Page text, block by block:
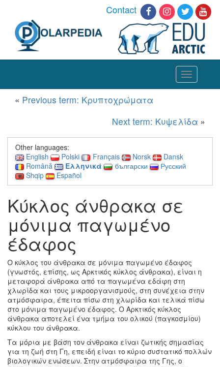
Contact
Toggle
navigation
« Previous term: Κρυπτοχρώματα
Next term: Κυψελίδα »
Other languages:
English
Polski Français Norsk
Dansk
Română
Ελληνικά български
Русский
Shqip
Español
Κύκλος άνθρακα σε
μόνιμα παγωμένο
έδαφος
Ο κύκλος του άνθρακα σε μόνιμα παγωμένο έδαφος
(γνωστός, επίσης, ως Αρκτικός κύκλος άνθρακα), είναι η
μεταφορά άνθρακα από τα παγωμένα εδάφη στη
χλωρίδα και τους μικροοργανισμούς, στη συνέχεια στην
ατμόσφαιρα, έπειτα πίσω στη χλωρίδα και τελικά πίσω
στο μόνιμα παγωμένο έδαφος. Ο Αρκτικός κύκλος
άνθρακα αποτελεί ένα τμήμα του ολικού (παγκοσμίου)
κύκλου του άνθρακα.
Τα μόρια με βάση τον άνθρακα είναι ζωτικής σημασίας
για τη ζωή στη Γη, επειδή είναι το κύριο συστατικό πολλών
βιολογικών ενώσεων. Στην ατμόσφαιρα της Γης, ο